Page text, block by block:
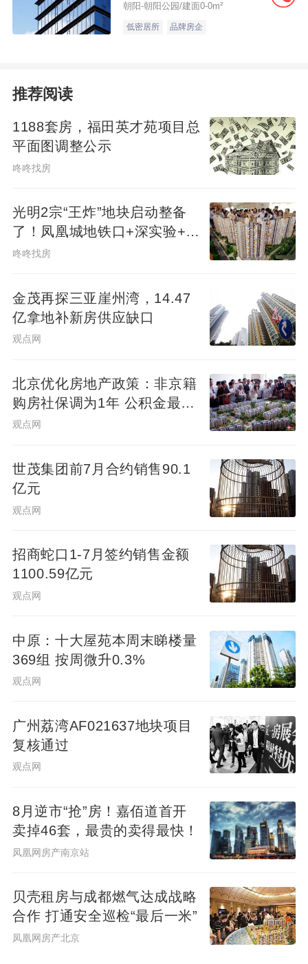
朝阳-朝阳公园/建面0-0m²
低密居所 品牌房企
推荐阅读
1188套房，福田英才苑项目总
平面图调整公示
咚咚找房
光明2宗“王炸”地块启动整备
了！凤凰城地铁口+深实验+商
业环绕
咚咚找房
金茂再探三亚崖州湾，14.47
亿拿地补新房供应缺口
观点网
北京优化房地产政策：非京籍
购房社保调为1年 公积金最高
可贷340万元
观点网
世茂集团前7月合约销售90.1
亿元
观点网
招商蛇口1-7月签约销售金额
1100.59亿元
观点网
中原：十大屋苑本周末睇楼量
369组 按周微升0.3%
观点网
广州荔湾AF021637地块项目
复核通过
观点网
8月逆市“抢”房！嘉佰道首开
卖掉46套，最贵的卖得最快！
凤凰网房产南京站
贝壳租房与成都燃气达成战略
合作 打通安全巡检“最后一米”
凤凰网房产北京